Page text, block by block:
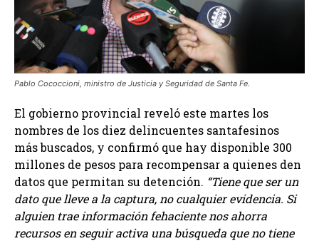
Pablo Cococcioni, ministro de Justicia y Seguridad de Santa Fe.
El gobierno provincial reveló este martes los
nombres de los diez delincuentes santafesinos
más buscados, y confirmó que hay disponible 300
millones de pesos para recompensar a quienes den
datos que permitan su detención. “Tiene que ser un
dato que lleve a la captura, no cualquier evidencia. Si
alguien trae información fehaciente nos ahorra
recursos en seguir activa una búsqueda que no tiene